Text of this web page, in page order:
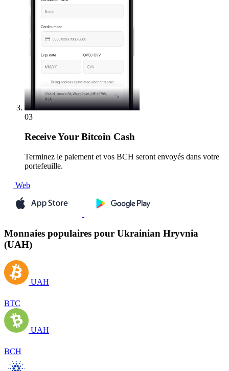
03
ReceiveYour Bitcoin Cash
Terminez le paiement et vos BCH seront envoyés dans votre
portefeuille.
Web
Monnaies populaires pour Ukrainian Hryvnia
(UAH)
UAH
BTC
UAH
BCH